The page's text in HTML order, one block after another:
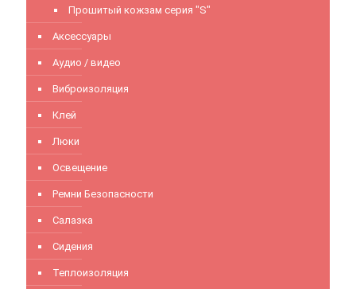
Прошитый кожзам серия "S"
Аксессуары
Аудио / видео
Виброизоляция
Клей
Люки
Освещение
Ремни Безопасности
Салазка
Сидения
Теплоизоляция